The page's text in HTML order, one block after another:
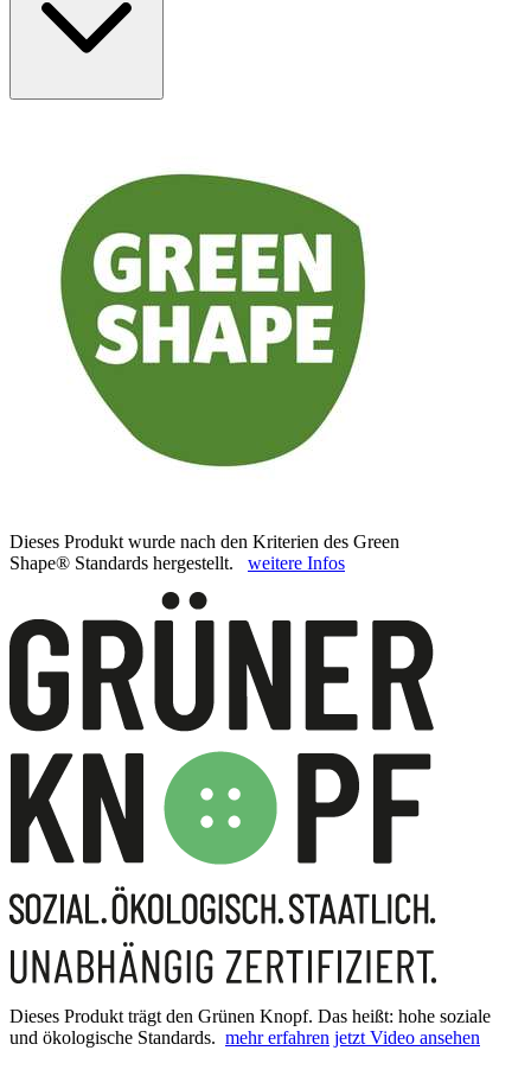
Dieses Produkt wurde nach den Kriterien des Green
Shape® Standards hergestellt. weitere Infos
Dieses Produkt trägt den Grünen Knopf. Das heißt: hohe soziale
und ökologische Standards. mehr erfahren jetzt Video ansehen